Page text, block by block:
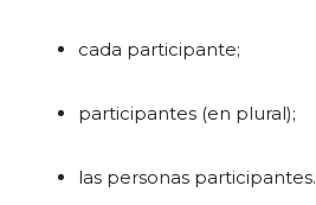
cada participante;
participantes (en plural);
las personas participantes.